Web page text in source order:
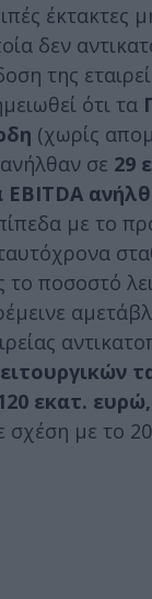
έκτακτες
δεν
της
ότι τα
(χωρίς
σε 29
με το
ποσοστό
εκατ.
σχέση με το